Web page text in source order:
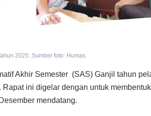
2025. Sumber foto: Humas
Akhir Semester (SAS) Ganjil tahun
ini digelar dengan untuk membentuk
mendatang.